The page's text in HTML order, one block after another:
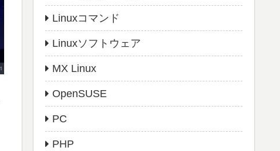
Linuxコマンド
Linuxソフトウェア
MX Linux
OpenSUSE
PC
PHP